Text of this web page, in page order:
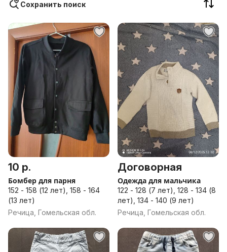
Сохранить поиск
10 р.
Бомбер для парня
152 - 158 (12 лет), 158 - 164
(13 лет)
Речица, Гомельская обл.
Договорная
Одежда для мальчика
122 - 128 (7 лет), 128 - 134 (8
лет), 134 - 140 (9 лет)
Речица, Гомельская обл.